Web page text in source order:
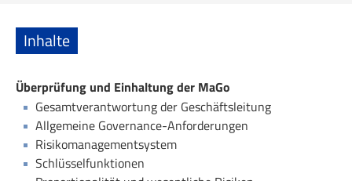
Inhalte
Überprüfung und Einhaltung der MaGo
Gesamtverantwortung der Geschäftsleitung
Allgemeine Governance-Anforderungen
Risikomanagementsystem
Schlüsselfunktionen